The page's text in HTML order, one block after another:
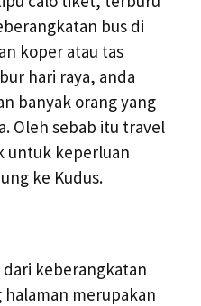
bus di
koper atau tas
hari raya, anda
banyak orang yang
Oleh sebab itu travel
untuk keperluan
ke Kudus.
keberangkatan
halaman merupakan